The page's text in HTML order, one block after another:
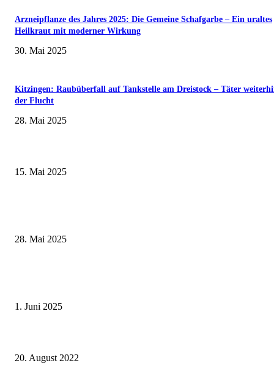
Arzneipflanze des Jahres 2025: Die Gemeine Schafgarbe – Ein uraltes
Heilkraut mit moderner Wirkung
30. Mai 2025
Kitzingen: Raubüberfall auf Tankstelle am Dreistock – Täter
der Flucht
28. Mai 2025
15. Mai 2025
28. Mai 2025
1. Juni 2025
20. August 2022